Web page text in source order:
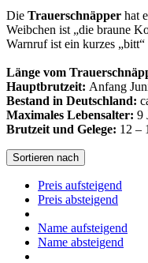
Die Trauerschnäpper hat
Weibchen ist „die braune
Warnruf ist ein kurzes
Länge vom
Hauptbrutzeit: Anfang
Bestand in Deutschland:
Maximales Lebensalter: 9
Brutzeit und Gelege: 12 –
Sortieren nach
Preis aufsteigend
Preis absteigend
Name aufsteigend
Name absteigend